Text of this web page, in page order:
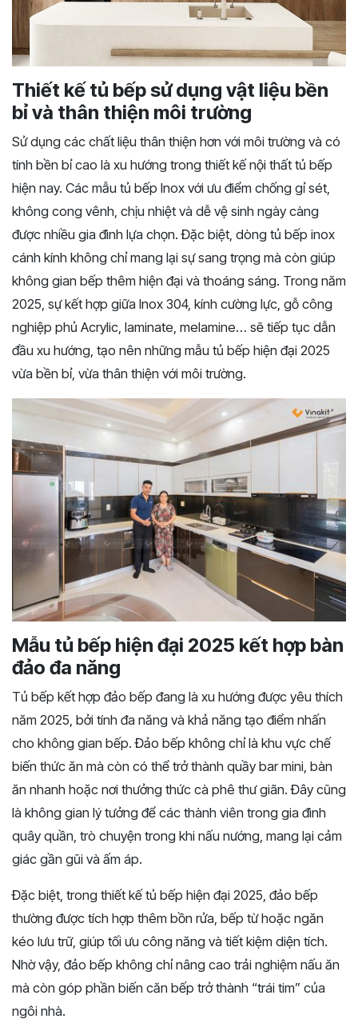
Thiết kế tủ bếp sử dụng vật liệu bền
bỉ và thân thiện môi trường
Sử dụng các chất liệu thân thiện hơn với môi trường và có
tính bền bỉ cao là xu hướng trong thiết kế nội thất tủ bếp
hiện nay. Các mẫu tủ bếp Inox với ưu điểm chống gỉ sét,
không cong vênh, chịu nhiệt và dễ vệ sinh ngày càng
được nhiều gia đình lựa chọn. Đặc biệt, dòng tủ bếp inox
cánh kính không chỉ mang lại sự sang trọng mà còn giúp
không gian bếp thêm hiện đại và thoáng sáng. Trong năm
2025, sự kết hợp giữa Inox 304, kính cường lực, gỗ công
nghiệp phủ Acrylic, laminate, melamine… sẽ tiếp tục dẫn
đầu xu hướng, tạo nên những mẫu tủ bếp hiện đại 2025
vừa bền bỉ, vừa thân thiện với môi trường.
Mẫu tủ bếp hiện đại 2025 kết hợp bàn
đảo đa năng
Tủ bếp kết hợp đảo bếp đang là xu hướng được yêu thích
năm 2025, bởi tính đa năng và khả năng tạo điểm nhấn
cho không gian bếp. Đảo bếp không chỉ là khu vực chế
biến thức ăn mà còn có thể trở thành quầy bar mini, bàn
ăn nhanh hoặc nơi thưởng thức cà phê thư giãn. Đây cũng
là không gian lý tưởng để các thành viên trong gia đình
quây quần, trò chuyện trong khi nấu nướng, mang lại cảm
giác gần gũi và ấm áp.
Đặc biệt, trong thiết kế tủ bếp hiện đại 2025, đảo bếp
thường được tích hợp thêm bồn rửa, bếp từ hoặc ngăn
kéo lưu trữ, giúp tối ưu công năng và tiết kiệm diện tích.
Nhờ vậy, đảo bếp không chỉ nâng cao trải nghiệm nấu ăn
mà còn góp phần biến căn bếp trở thành “trái tim” của
ngôi nhà.